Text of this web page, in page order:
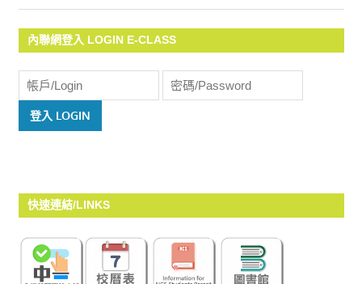
導
覽內聯網登入 LOGIN E-CLASS
快速連結/LINKS